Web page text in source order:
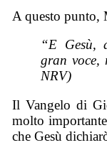
A questo punto,
“E Gesù,
gran voce,
NRV)
Il Vangelo di
molto
che Gesù